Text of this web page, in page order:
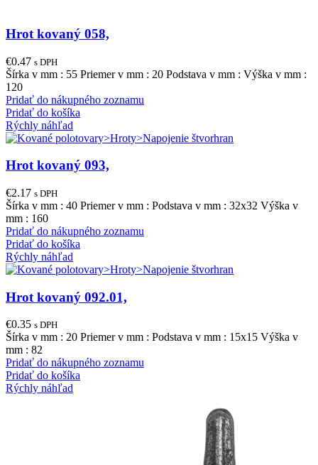
Hrot kovaný 058,
€0.47 s DPH
Šírka v mm : 55 Priemer v mm : 20 Podstava v mm : Výška v mm :
120
Pridať do nákupného zoznamu
Pridať do košíka
Rýchly náhľad
Hrot kovaný 093,
€2.17 s DPH
Šírka v mm : 40 Priemer v mm : Podstava v mm : 32x32 Výška v
mm : 160
Pridať do nákupného zoznamu
Pridať do košíka
Rýchly náhľad
Hrot kovaný 092.01,
€0.35 s DPH
Šírka v mm : 20 Priemer v mm : Podstava v mm : 15x15 Výška v
mm : 82
Pridať do nákupného zoznamu
Pridať do košíka
Rýchly náhľad